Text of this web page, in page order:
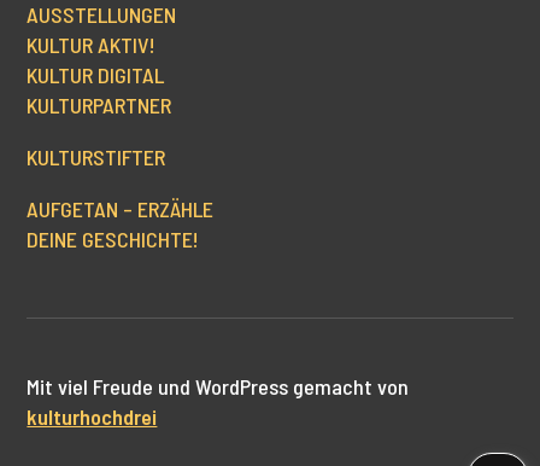
AUSSTELLUNGEN
KULTUR AKTIV!
KULTUR DIGITAL
KULTURPARTNER
KULTURSTIFTER
AUFGETAN – ERZÄHLE
DEINE GESCHICHTE!
Mit viel Freude und WordPress gemacht von
kulturhochdrei